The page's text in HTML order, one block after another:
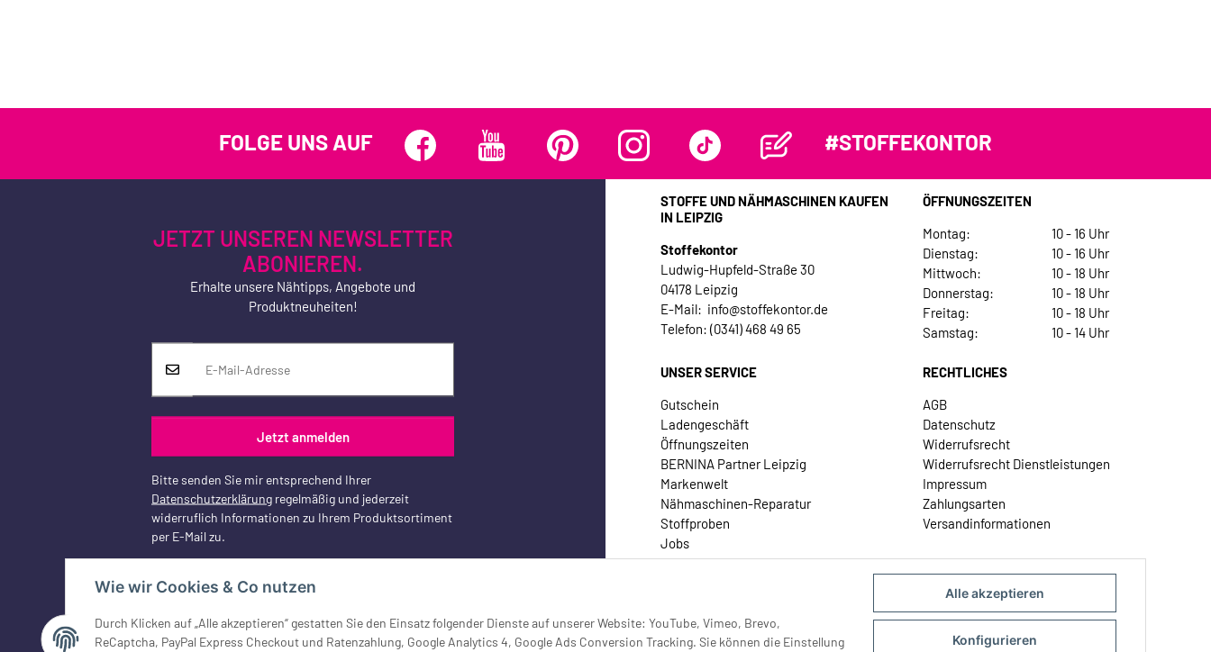
Alle akzeptieren
Konfigurieren
Wie wir Cookies & Co nutzen
Durch Klicken auf „Alle akzeptieren“ gestatten Sie den Einsatz folgender Dienste auf unserer Website: YouTube, Vimeo, Brevo,
ReCaptcha, PayPal Express Checkout und Ratenzahlung, Google Analytics 4, Google Ads Conversion Tracking. Sie können die Einstellung
FOLGE UNS AUF #STOFFEKONTOR
JETZT UNSEREN NEWSLETTER
ABONIEREN.
Erhalte unsere Nähtipps, Angebote und
Produktneuheiten!
Jetzt anmelden
Bitte senden Sie mir entsprechend Ihrer
Datenschutzerklärung regelmäßig und jederzeit
widerruflich Informationen zu Ihrem Produktsortiment
per E-Mail zu.
Vertrag widerrufen
STOFFE UND NÄHMASCHINEN KAUFEN
IN LEIPZIG
Stoffekontor
Ludwig-Hupfeld-Straße 30
04178 Leipzig
E-Mail: info@stoffekontor.de
Telefon: (0341) 468 49 65
ÖFFNUNGSZEITEN
Montag:
10 - 16 Uhr
Dienstag:
10 - 16 Uhr
Mittwoch:
10 - 18 Uhr
Donnerstag:
10 - 18 Uhr
Freitag:
10 - 18 Uhr
Samstag:
10 - 14 Uhr
UNSER SERVICE
Gutschein
Ladengeschäft
Öffnungszeiten
BERNINA Partner Leipzig
Markenwelt
Nähmaschinen-Reparatur
Stoffproben
Jobs
Kontakt
RECHTLICHES
AGB
Datenschutz
Widerrufsrecht
Widerrufsrecht Dienstleistungen
Impressum
Zahlungsarten
Versandinformationen